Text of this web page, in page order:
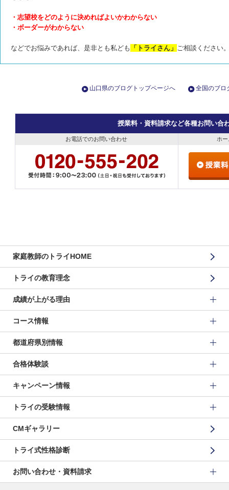
・志望校をどのように決めればよいかわからない
・ボーダーがわからない
などでお悩みであれば、是非とも私ども 「トライさん」 ご相談ください
山口県のブログトップページへ 全国のブロ
授業料・資料請求など各種お問い合
お電話でのお問い合わせ ホ
家庭教師のトライHOME
トライの教育理念
成績が上がる理由
コース情報
都道府県別情報
合格体験談
キャンペーン情報
トライの受験情報
CMギャラリー
トライ式性格診断
お問い合わせ・資料請求